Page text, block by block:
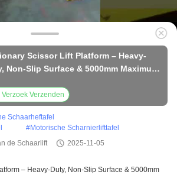
Scissor Lift Platform – Heavy-
Non-Slip Surface & 5000mm Maximum
Verzoek Verzenden
Schaarheftafel
#Motorische Scharnierlifttafel
de Schaarlift
2025-11-05
– Heavy-Duty, Non-Slip Surface & 5000mm